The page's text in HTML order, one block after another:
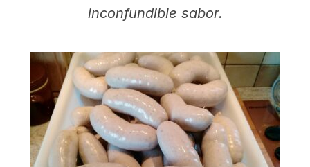
inconfundible sabor.